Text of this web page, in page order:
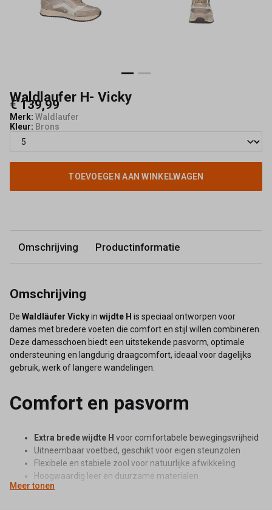
Schoenmode
Waldlaufer H- Vicky
€ 139,99
Merk: Waldlaufer
Kleur: Brons
TOEVOEGEN AAN WINKELWAGEN
Omschrijving Productinformatie
Omschrijving
De Waldläufer Vickyin wijdte H is speciaal ontworpen voor
dames met bredere voeten die comfort en stijl willen combineren.
Deze damesschoen biedt een uitstekende pasvorm, optimale
ondersteuning en langdurig draagcomfort, ideaal voor dagelijks
gebruik, werk of langere wandelingen.
Comfort en pasvorm
Extra brede wijdte H voor comfortabele bewegingsvrijheid
Uitneembaar voetbed, geschikt voor eigen steunzolen
Flexibele en stabiele zool voor natuurlijke afwikkeling
Hoogwaardig leer en duurzame materialen
Meer tonen